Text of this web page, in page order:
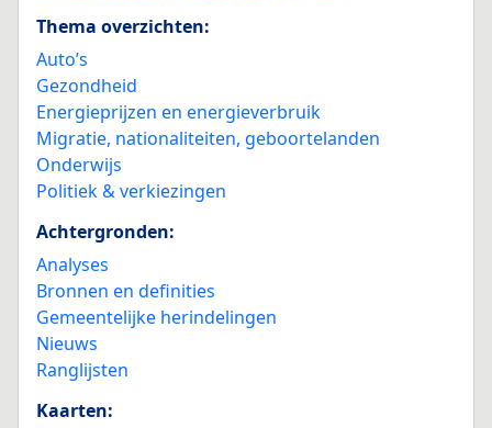
Thema overzichten:
Auto’s
Gezondheid
Energieprijzen en energieverbruik
Migratie, nationaliteiten, geboortelanden
Onderwijs
Politiek & verkiezingen
Achtergronden:
Analyses
Bronnen en definities
Gemeentelijke herindelingen
Nieuws
Ranglijsten
Kaarten: